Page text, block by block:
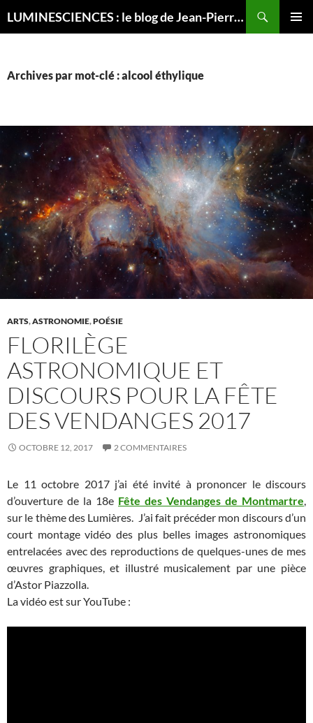
LUMINESCIENCES : le blog de Jean-Pierre LUMINET, astrophysicien
Archives par mot-clé : alcool éthylique
ARTS,ASTRONOMIE,POÉSIE
FLORILÈGE
ASTRONOMIQUE ET
DISCOURS POUR LA FÊTE
DES VENDANGES 2017
OCTOBRE 12, 2017 2 COMMENTAIRES
Le 11 octobre 2017 j’ai été invité à prononcer le discours
d’ouverture de la 18e Fête des Vendanges de Montmartre,
sur le thème des Lumières. J’ai fait précéder mon discours d’un
court montage vidéo des plus belles images astronomiques
entrelacées avec des reproductions de quelques-unes de mes
œuvres graphiques, et illustré musicalement par une pièce
d’Astor Piazzolla.
La vidéo est sur YouTube :